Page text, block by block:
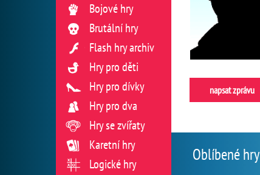
napsat zprávu
Oblíbené hry
Bojové hry
Brutální hry
Flash hry archiv
Hry pro děti
Hry pro dívky
Hry pro dva
Hry se zvířaty
Karetní hry
Logické hry